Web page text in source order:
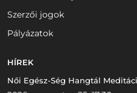
Szerzői jogok
Pályázatok
HÍREK
Női Egész-Ség Hangtál